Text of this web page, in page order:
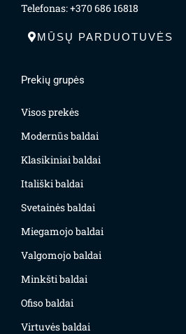
Telefonas: +370 686 16818
MŪSŲ PARDUOTUVĖS
Prekių grupės
Visos prekės
Modernūs baldai
Klasikiniai baldai
Itališki baldai
Svetainės baldai
Miegamojo baldai
Valgomojo baldai
Minkšti baldai
Ofiso baldai
Virtuvės baldai